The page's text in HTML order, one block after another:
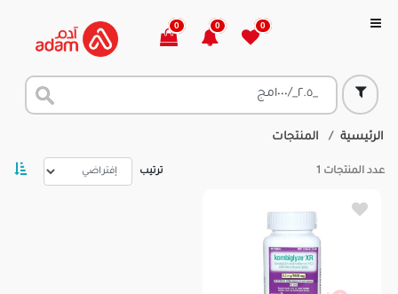
0
0
0
الرئيسية المنتجات
عدد المنتجات 1 ترتيب